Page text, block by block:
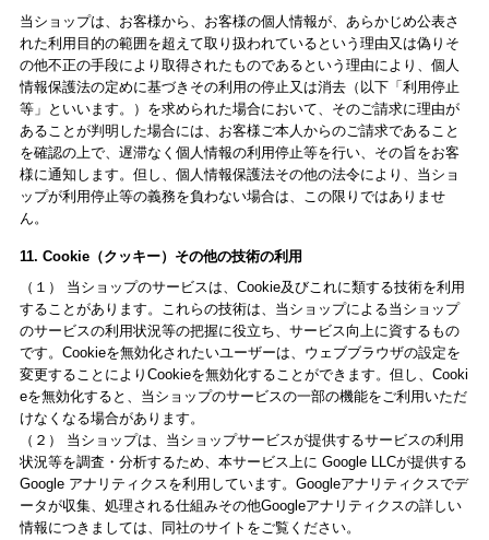
当ショップは、お客様から、お客様の個人情報が、あらかじめ公表さ
れた利用目的の範囲を超えて取り扱われているという理由又は偽りそ
の他不正の手段により取得されたものであるという理由により、個人
情報保護法の定めに基づきその利用の停止又は消去（以下「利用停止
等」といいます。）を求められた場合において、そのご請求に理由が
あることが判明した場合には、お客様ご本人からのご請求であること
を確認の上で、遅滞なく個人情報の利用停止等を行い、その旨をお客
様に通知します。但し、個人情報保護法その他の法令により、当ショ
ップが利用停止等の義務を負わない場合は、この限りではありませ
ん。
11. Cookie（クッキー）その他の技術の利用
（１） 当ショップのサービスは、Cookie及びこれに類する技術を利用
することがあります。これらの技術は、当ショップによる当ショップ
のサービスの利用状況等の把握に役立ち、サービス向上に資するもの
です。Cookieを無効化されたいユーザーは、ウェブブラウザの設定を
変更することによりCookieを無効化することができます。但し、Cooki
eを無効化すると、当ショップのサービスの一部の機能をご利用いただ
けなくなる場合があります。
（２） 当ショップは、当ショップサービスが提供するサービスの利用
状況等を調査・分析するため、本サービス上に Google LLCが提供する
Google アナリティクスを利用しています。Googleアナリティクスでデ
ータが収集、処理される仕組みその他Googleアナリティクスの詳しい
情報につきましては、同社のサイトをご覧ください。